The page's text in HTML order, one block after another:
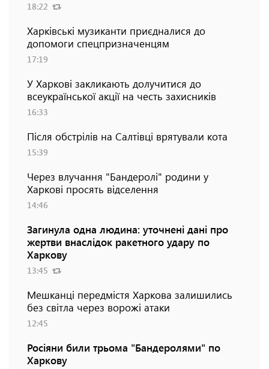
18:22
Харківські музиканти приєдналися до
допомоги спецпризначенцям
17:19
У Харкові закликають долучитися до
всеукраїнської акції на честь захисників
16:33
Після обстрілів на Салтівці врятували кота
15:39
Через влучання "Бандеролі" родини у
Харкові просять відселення
14:46
Загинула одна людина: уточнені дані про
жертви внаслідок ракетного удару по
Харкову
13:45
Мешканці передмістя Харкова залишились
без світла через ворожі атаки
12:45
Росіяни били трьома "Бандеролями" по
Харкову